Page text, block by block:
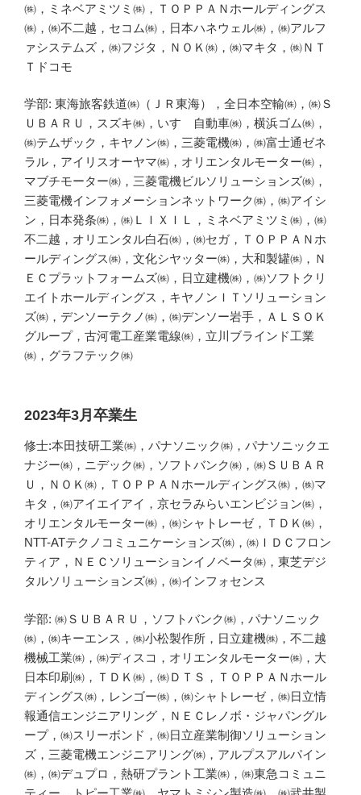
㈱，ミネベアミツミ㈱，ＴＯＰＰＡＮホールディングス
㈱，㈱不二越，セコム㈱，日本ハネウェル㈱，㈱アルフ
ァシステムズ，㈱フジタ，ＮＯＫ㈱，㈱マキタ，㈱ＮＴ
Ｔドコモ
学部: 東海旅客鉄道㈱（ＪＲ東海），全日本空輸㈱，㈱Ｓ
ＵＢＡＲＵ，スズキ㈱，いすゞ自動車㈱，横浜ゴム㈱，
㈱テムザック，キヤノン㈱，三菱電機㈱，㈱富士通ゼネ
ラル，アイリスオーヤマ㈱，オリエンタルモーター㈱，
マブチモーター㈱，三菱電機ビルソリューションズ㈱，
三菱電機インフォメーションネットワーク㈱，㈱アイシ
ン，日本発条㈱，㈱ＬＩＸＩＬ，ミネベアミツミ㈱，㈱
不二越，オリエンタル白石㈱，㈱セガ，ＴＯＰＰＡＮホ
ールディングス㈱，文化シヤッター㈱，大和製罐㈱，Ｎ
ＥＣプラットフォームズ㈱，日立建機㈱，㈱ソフトクリ
エイトホールディングス，キヤノンＩＴソリューション
ズ㈱，デンソーテクノ㈱，㈱デンソー岩手，ＡＬＳＯＫ
グループ，古河電工産業電線㈱，立川ブラインド工業
㈱，グラフテック㈱
2023年3月卒業生
修士:本田技研工業㈱，パナソニック㈱，パナソニックエ
ナジー㈱，ニデック㈱，ソフトバンク㈱，㈱ＳＵＢＡＲ
Ｕ，ＮＯＫ㈱，ＴＯＰＰＡＮホールディングス㈱，㈱マ
キタ，㈱アイエイアイ，京セラみらいエンビジョン㈱，
オリエンタルモーター㈱，㈱シャトレーゼ，ＴＤＫ㈱，
NTT-ATテクノコミュニケーションズ㈱，㈱ＩＤＣフロン
ティア，ＮＥＣソリューションイノベータ㈱，東芝デジ
タルソリューションズ㈱，㈱インフォセンス
学部: ㈱ＳＵＢＡＲＵ，ソフトバンク㈱，パナソニック
㈱，㈱キーエンス，㈱小松製作所，日立建機㈱，不二越
機械工業㈱，㈱ディスコ，オリエンタルモーター㈱，大
日本印刷㈱，ＴＤＫ㈱，㈱ＤＴＳ，ＴＯＰＰＡＮホール
ディングス㈱，レンゴー㈱，㈱シャトレーゼ，㈱日立情
報通信エンジニアリング，ＮＥＣレノボ・ジャパングル
ープ，㈱スリーボンド，㈱日立産業制御ソリューション
ズ，三菱電機エンジニアリング㈱，アルプスアルパイン
㈱，㈱デュプロ，熱研プラント工業㈱，㈱東急コミュニ